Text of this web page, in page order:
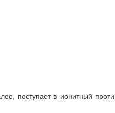
поступает в ионитный